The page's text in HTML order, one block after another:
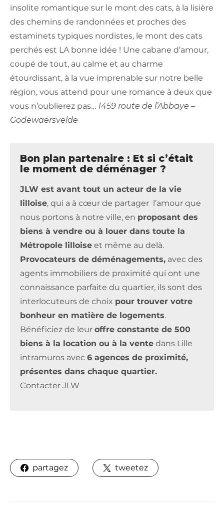
insolite romantique sur le mont des cats, à la lisière
des chemins de randonnées et proches des
estaminets typiques nordistes, le mont des cats
perchés est LA bonne idée ! Une cabane d’amour,
coupé de tout, au calme et au charme
étourdissant, à la vue imprenable sur notre belle
région, vous attend pour une romance à deux que
vous n’oublierez pas… 1459 route de l’Abbaye –
Godewaersvelde
Bon plan partenaire : Et si c’était
le moment de déménager ?
JLW est avant tout un acteur de la vie
lilloise, qui a à cœur de partager l’amour que
nous portons à notre ville, en proposant des
biens à vendre ou à louer dans toute la
Métropole lilloise et même au delà.
Provocateurs de déménagements, avec des
agents immobiliers de proximité qui ont une
connaissance parfaite du quartier, ils sont des
interlocuteurs de choix pour trouver votre
bonheur en matière de logements.
Bénéficiez de leur offre constante de 500
biens à la location ou à la vente dans Lille
intramuros avec 6 agences de proximité,
présentes dans chaque quartier.
Contacter JLW
partagez tweetez